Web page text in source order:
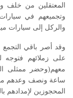
المعتقلين من خلف
وتجميعهم في
والركل إلى سيارات
وقد أصر باقي التجمع
على زملائهم
معهم(وحضر ممثلى
ساعة ونصف وعدهم
المحجوزين